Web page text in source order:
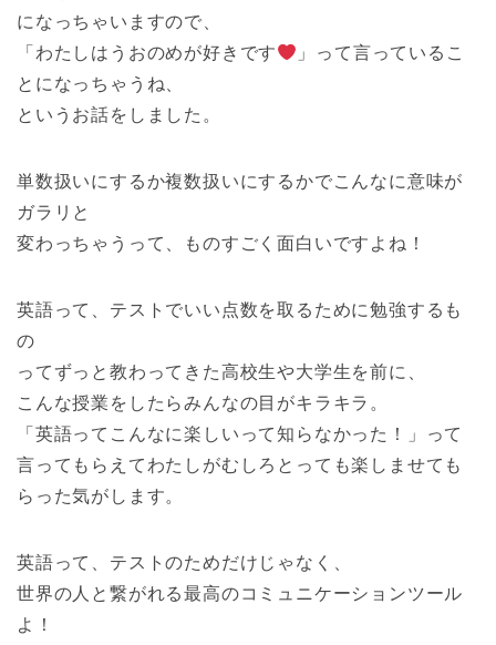
になっちゃいますので、
「わたしはうおのめが好きです
」って言っているこ
とになっちゃうね、
というお話をしました。
単数扱いにするか複数扱いにするかでこんなに意味が
ガラリと
変わっちゃうって、ものすごく面白いですよね！
英語って、テストでいい点数を取るために勉強するも
の
ってずっと教わってきた高校生や大学生を前に、
こんな授業をしたらみんなの目がキラキラ。
「英語ってこんなに楽しいって知らなかった！」って
言ってもらえてわたしがむしろとっても楽しませても
らった気がします。
英語って、テストのためだけじゃなく、
世界の人と繋がれる最高のコミュニケーションツール
よ！